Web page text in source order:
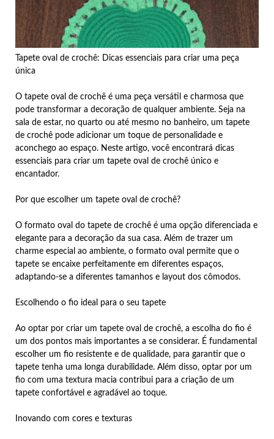
Tapete oval de crochê: Dicas essenciais para criar uma peça
única
O tapete oval de crochê é uma peça versátil e charmosa que
pode transformar a decoração de qualquer ambiente. Seja na
sala de estar, no quarto ou até mesmo no banheiro, um tapete
de crochê pode adicionar um toque de personalidade e
aconchego ao espaço. Neste artigo, você encontrará dicas
essenciais para criar um tapete oval de crochê único e
encantador.
Por que escolher um tapete oval de crochê?
O formato oval do tapete de crochê é uma opção diferenciada e
elegante para a decoração da sua casa. Além de trazer um
charme especial ao ambiente, o formato oval permite que o
tapete se encaixe perfeitamente em diferentes espaços,
adaptando-se a diferentes tamanhos e layout dos cômodos.
Escolhendo o fio ideal para o seu tapete
Ao optar por criar um tapete oval de crochê, a escolha do fio é
um dos pontos mais importantes a se considerar. É fundamental
escolher um fio resistente e de qualidade, para garantir que o
tapete tenha uma longa durabilidade. Além disso, optar por um
fio com uma textura macia contribui para a criação de um
tapete confortável e agradável ao toque.
Inovando com cores e texturas